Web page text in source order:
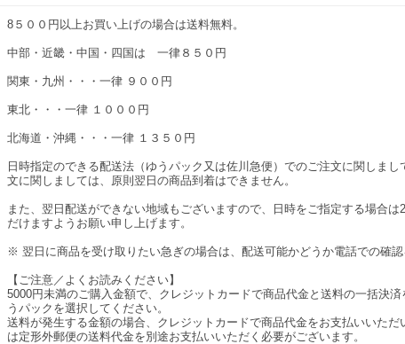
8５００円以上お買い上げの場合は送料無料。
中部・近畿・中国・四国は 一律８５０円
関東・九州・・・一律 ９００円
東北・・・一律 １０００円
北海道・沖縄・・・一律 １３５０円
日時指定のできる配送法（ゆうパック又は佐川急便）でのご注文に関しまし
文に関しましては、原則翌日の商品到着はできません。
また、翌日配送ができない地域もございますので、日時をご指定する場合は
だけますようお願い申し上げます。
※ 翌日に商品を受け取りたい急ぎの場合は、配送可能かどうか電話での確認
【ご注意／よくお読みください】
5000円未満のご購入金額で、クレジットカードで商品代金と送料の一括決
うパックを選択してください。
送料が発生する金額の場合、クレジットカードで商品代金をお支払いいただ
は定形外郵便の送料代金を別途お支払いいただく必要がございます。